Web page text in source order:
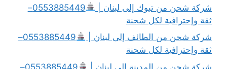
شركة شحن من تبوك إلى لبنان |
0553885449–
ثقة وإحترافية لكل شحنة
شركة شحن من الطائف إلى لبنان |
0553885449–
ثقة وإحترافية لكل شحنة
شركة شحن من المدينة إلى لبنان |
0553885449–